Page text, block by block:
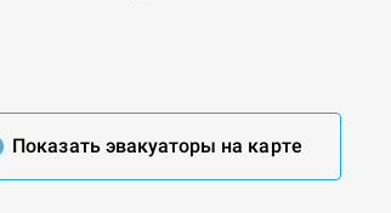
Показать эвакуаторы на карте